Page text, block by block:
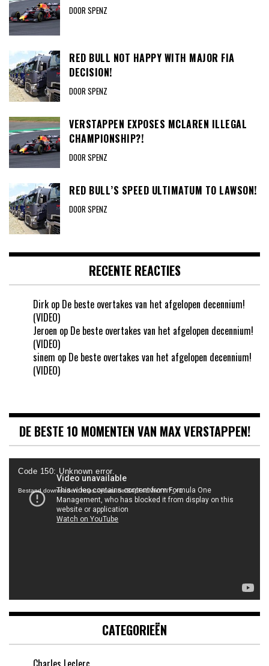
DOOR SPENZ
RED BULL NOT HAPPY WITH MAJOR FIA
DECISION!
DOOR SPENZ
VERSTAPPEN EXPOSES MCLAREN ILLEGAL
CHAMPIONSHIP?!
DOOR SPENZ
RED BULL’S SPEED ULTIMATUM TO LAWSON!
DOOR SPENZ
RECENTE REACTIES
Dirk op De beste overtakes van het afgelopen decennium!
(VIDEO)
Jeroen op De beste overtakes van het afgelopen decennium!
(VIDEO)
sinem op De beste overtakes van het afgelopen decennium!
(VIDEO)
DE BESTE 10 MOMENTEN VAN MAX VERSTAPPEN!
Videospeler
Code 150: Unknown error.
Bestand downloaden: https://youtu.be/B4pF4bMwYYI?_=1
CATEGORIEËN